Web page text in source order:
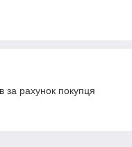
за рахунок покупця